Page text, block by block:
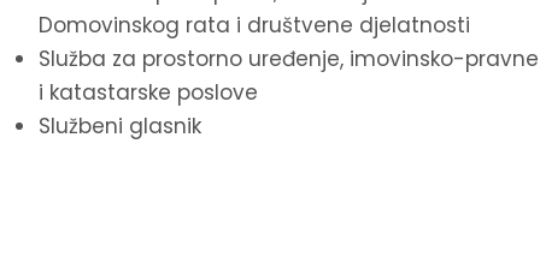
Domovinskog rata i društvene djelatnosti
Služba za prostorno uređenje, imovinsko-pravne
i katastarske poslove
Službeni glasnik